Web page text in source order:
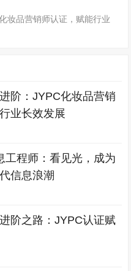
妆品营销师认证，赋能行业
阶：JYPC化妆品营销
业长效发展
工程师：看见光，成为
信息浪潮
阶之路：JYPC认证赋